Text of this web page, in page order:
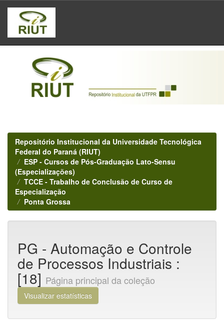
Skip
navigation
Repositório Institucional da Universidade Tecnológica
Federal do Paraná (RIUT)
ESP - Cursos de Pós-Graduação Lato-Sensu
(Especializações)
TCCE - Trabalho de Conclusão de Curso de
Especialização
Ponta Grossa
PG - Automação e Controle
de Processos Industriais :
[18] Página principal da coleção
Visualizar estatísticas